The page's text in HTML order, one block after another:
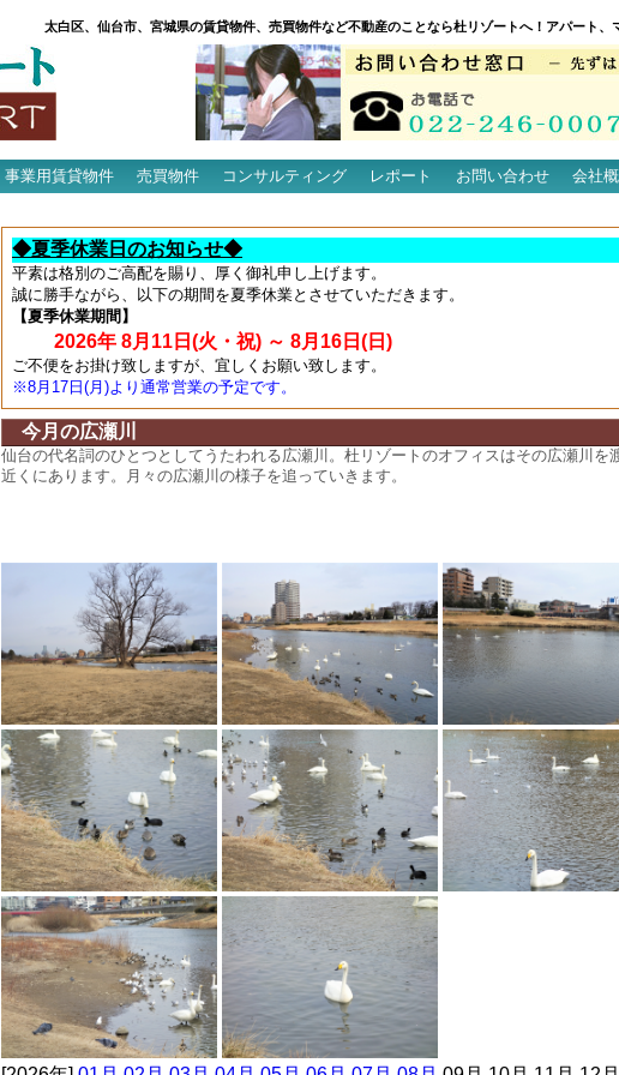
太白区、仙台市、宮城県の賃貸物件、売買物件など不動産のことなら杜リゾートへ！アパート、
事業用賃貸物件 売買物件 コンサルティング レポート お問い合わせ 会社
◆夏季休業日のお知らせ◆
平素は格別のご高配を賜り、厚く御礼申し上げます。
誠に勝手ながら、以下の期間を夏季休業とさせていただきます。
【夏季休業期間】
2026年 8月11日(火・祝) ～ 8月16日(日)
ご不便をお掛け致しますが、宜しくお願い致します。
※8月17日(月)より通常営業の予定です。
今月の広瀬川
仙台の代名詞のひとつとしてうたわれる広瀬川。杜リゾートのオフィスはその広瀬川を
近くにあります。月々の広瀬川の様子を追っていきます。